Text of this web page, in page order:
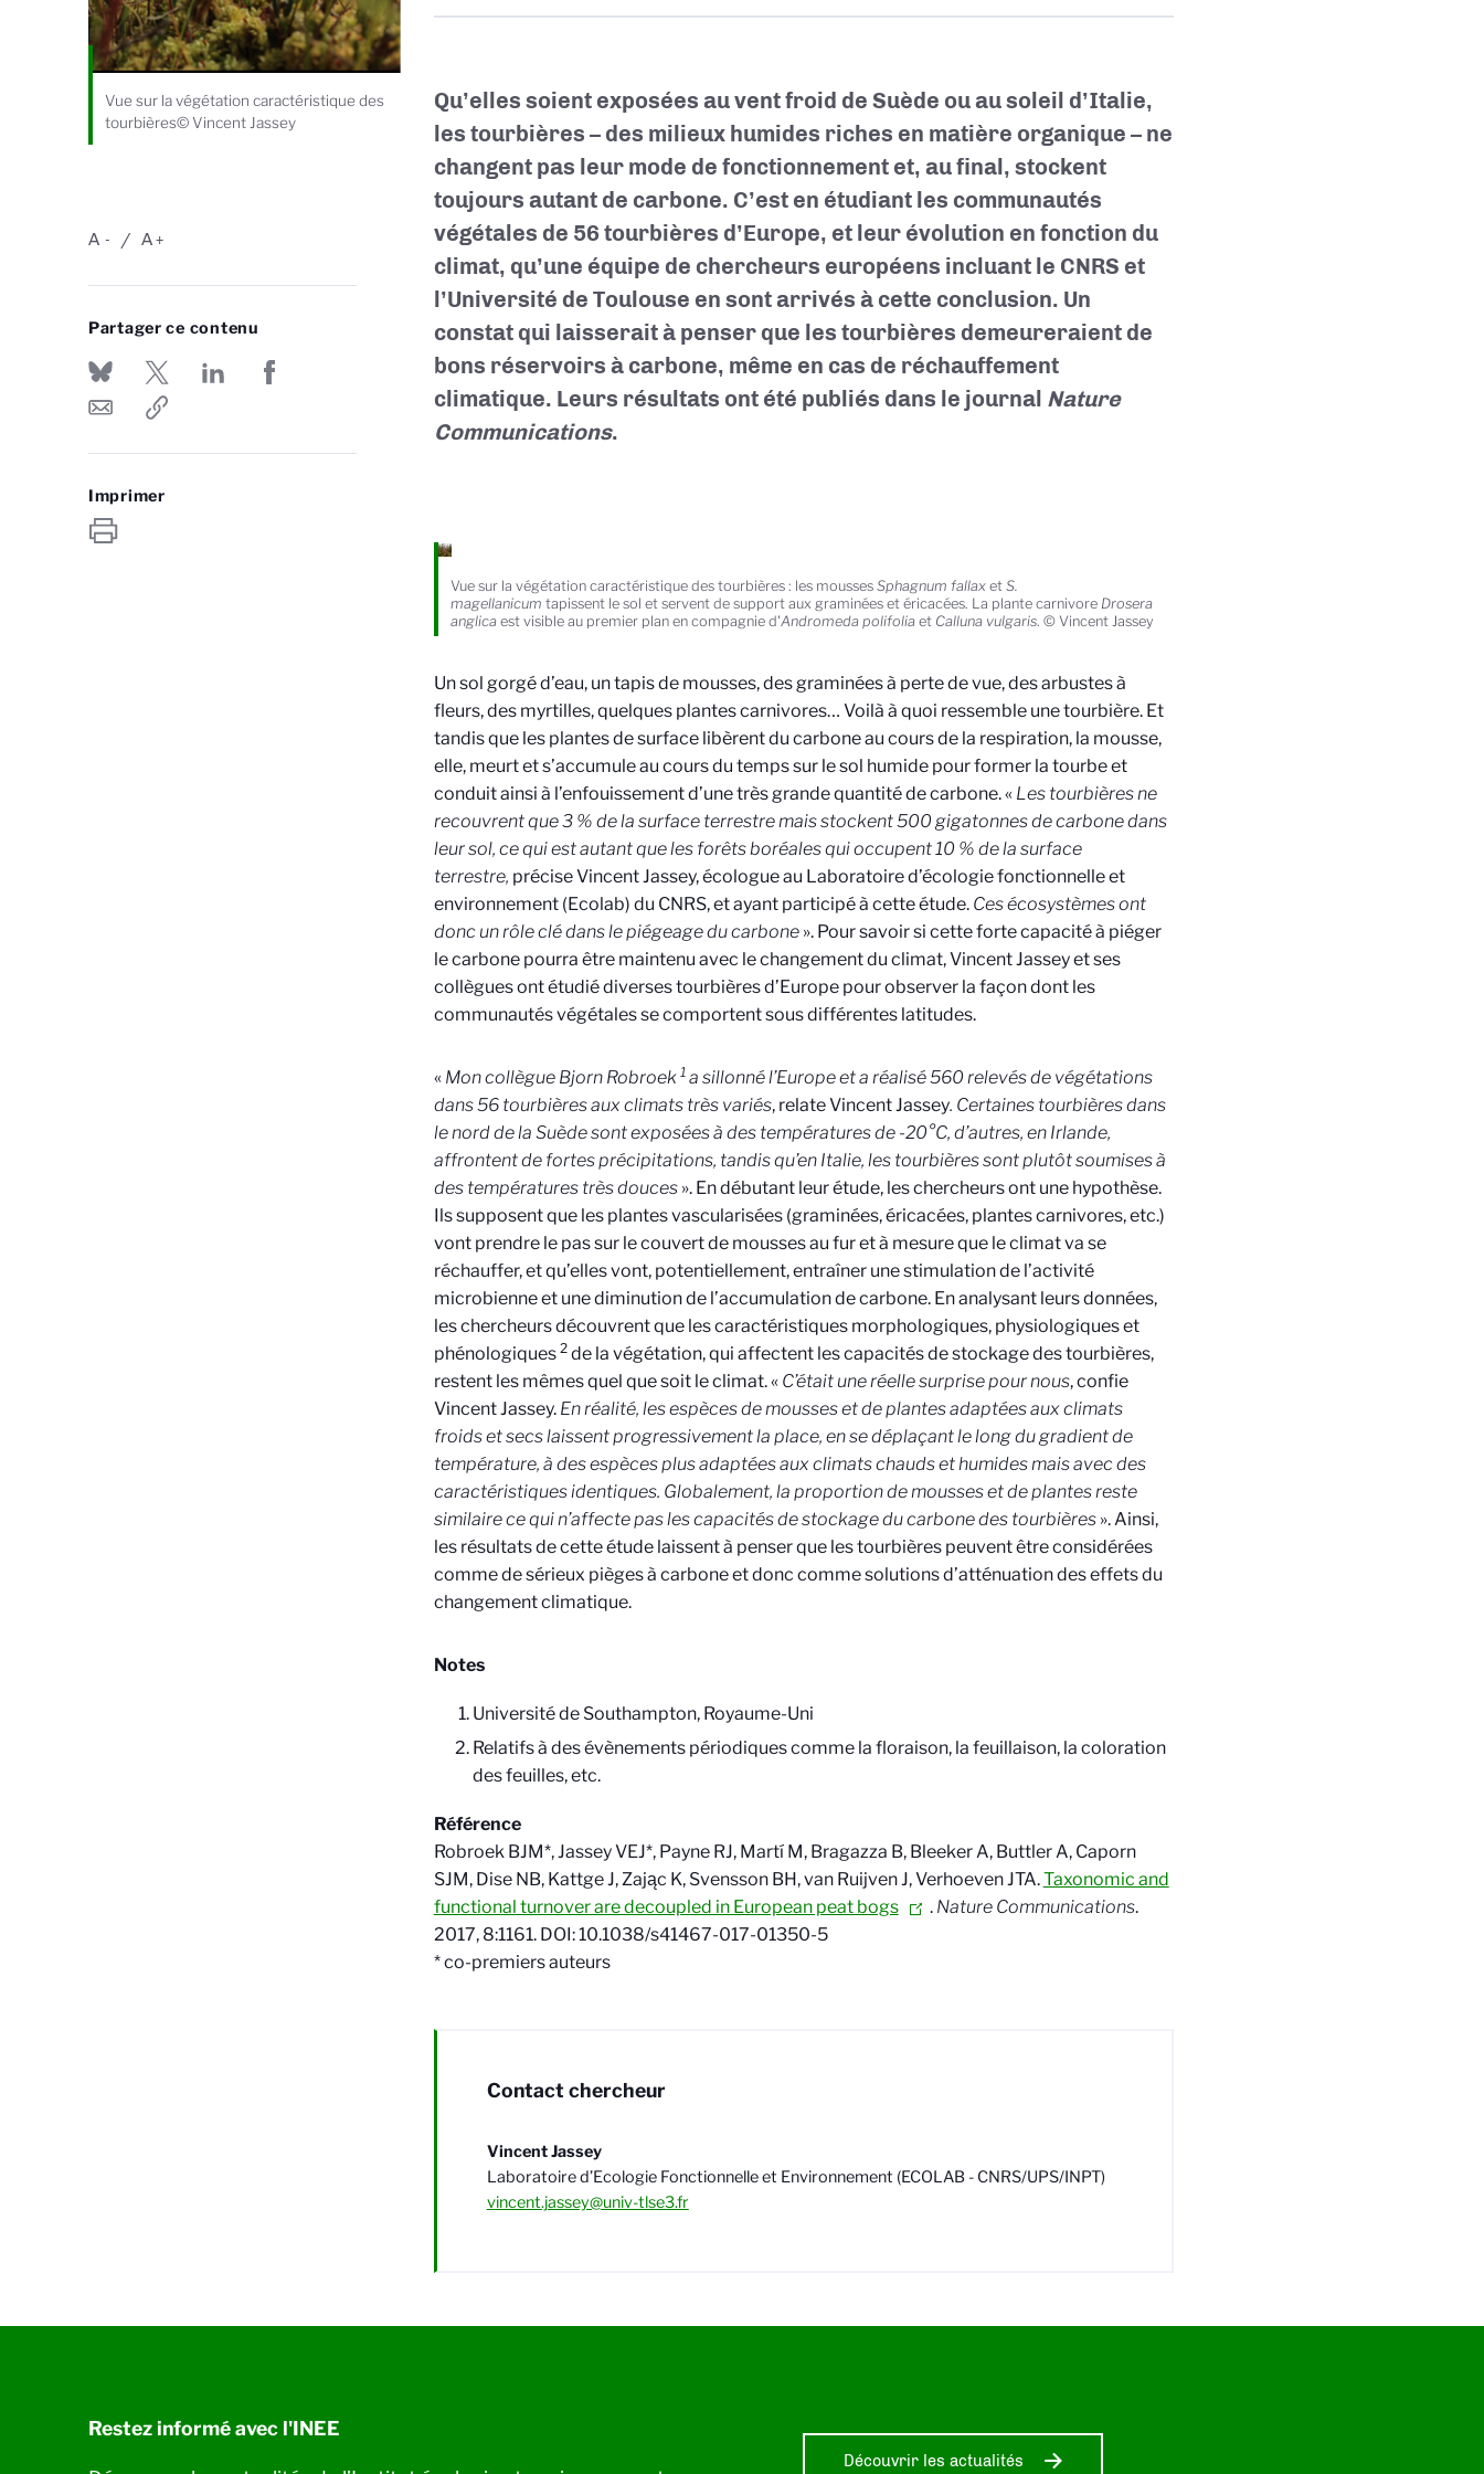
Vue sur la végétation caractéristique des
tourbières© Vincent Jassey
-
A +
A
Partager ce contenu
Imprimer
Qu’elles soient exposées au vent froid de Suède ou au soleil d’Italie,
les tourbières – des milieux humides riches en matière organique – ne
changent pas leur mode de fonctionnement et, au final, stockent
toujours autant de carbone. C’est en étudiant les communautés
végétales de 56 tourbières d’Europe, et leur évolution en fonction du
climat, qu’une équipe de chercheurs européens incluant le CNRS et
l’Université de Toulouse en sont arrivés à cette conclusion. Un
constat qui laisserait à penser que les tourbières demeureraient de
bons réservoirs à carbone, même en cas de réchauffement
climatique. Leurs résultats ont été publiés dans le journal Nature
Communications.
Vue sur la végétation caractéristique des tourbières : les mousses Sphagnum fallaxet S.
magellanicum tapissent le sol et servent de support aux graminées et éricacées. La plante carnivore Drosera
anglicaest visible au premier plan en compagnie d'Andromeda polifoliaet Calluna vulgaris. © Vincent Jassey
Un sol gorgé d’eau, un tapis de mousses, des graminées à perte de vue, des arbustes à
fleurs, des myrtilles, quelques plantes carnivores… Voilà à quoi ressemble une tourbière. Et
tandis que les plantes de surface libèrent du carbone au cours de la respiration, la mousse,
elle, meurt et s’accumule au cours du temps sur le sol humide pour former la tourbe et
conduit ainsi à l’enfouissement d’une très grande quantité de carbone. « Les tourbières ne
recouvrent que 3 % de la surface terrestre mais stockent 500 gigatonnes de carbone dans
leur sol, ce qui est autant que les forêts boréales qui occupent 10 % de la surface
terrestre, précise Vincent Jassey, écologue au Laboratoire d’écologie fonctionnelle et
environnement (Ecolab) du CNRS, et ayant participé à cette étude. Ces écosystèmes ont
donc un rôle clé dans le piégeage du carbone». Pour savoir si cette forte capacité à piéger
le carbone pourra être maintenu avec le changement du climat, Vincent Jassey et ses
collègues ont étudié diverses tourbières d’Europe pour observer la façon dont les
communautés végétales se comportent sous différentes latitudes.
« Mon collègue Bjorn Robroek 1a sillonné l’Europe et a réalisé 560 relevés de végétations
dans 56 tourbières aux climats très variés, relate Vincent Jassey. Certaines tourbières dans
le nord de la Suède sont exposées à des températures de -20°C, d’autres, en Irlande,
affrontent de fortes précipitations, tandis qu’en Italie, les tourbières sont plutôt soumises à
des températures très douces ». En débutant leur étude, les chercheurs ont une hypothèse.
Ils supposent que les plantes vascularisées (graminées, éricacées, plantes carnivores, etc.)
vont prendre le pas sur le couvert de mousses au fur et à mesure que le climat va se
réchauffer, et qu’elles vont, potentiellement, entraîner une stimulation de l’activité
microbienne et une diminution de l’accumulation de carbone. En analysant leurs données,
les chercheurs découvrent que les caractéristiques morphologiques, physiologiques et
phénologiques 2de la végétation, qui affectent les capacités de stockage des tourbières,
restent les mêmes quel que soit le climat. « C’était une réelle surprise pour nous, confie
Vincent Jassey. En réalité, les espèces de mousses et de plantes adaptées aux climats
froids et secs laissent progressivement la place, en se déplaçant le long du gradient de
température, à des espèces plus adaptées aux climats chauds et humides mais avec des
caractéristiques identiques. Globalement, la proportion de mousses et de plantes reste
similaire ce qui n’affecte pas les capacités de stockage du carbone des tourbières». Ainsi,
les résultats de cette étude laissent à penser que les tourbières peuvent être considérées
comme de sérieux pièges à carbone et donc comme solutions d’atténuation des effets du
changement climatique.
Notes
Université de Southampton, Royaume-Uni
Relatifs à des évènements périodiques comme la floraison, la feuillaison, la coloration
des feuilles, etc.
Référence
Robroek BJM*, Jassey VEJ*, Payne RJ, Martí M, Bragazza B, Bleeker A, Buttler A, Caporn
SJM, Dise NB, Kattge J, Zając K, Svensson BH, van Ruijven J, Verhoeven JTA.Taxonomic and
functional turnover are decoupled in European peat bogs
. Nature Communications.
2017, 8:1161. DOI: 10.1038/s41467-017-01350-5
* co-premiers auteurs
Contact chercheur
Vincent Jassey
Laboratoire d’Ecologie Fonctionnelle et Environnement (ECOLAB - CNRS/UPS/INPT)
vincent.jassey@univ-tlse3.fr
Restez informé avec l'INEE
Découvrir les actualités